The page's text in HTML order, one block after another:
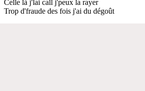
Celle là j'lai call j'peux la rayer
Trop d'fraude des fois j'ai du dégoût